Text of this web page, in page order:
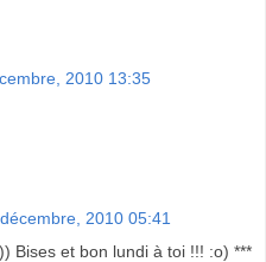
2010 13:35
2010 05:41
Bises et bon lundi à toi !!! :o) ***